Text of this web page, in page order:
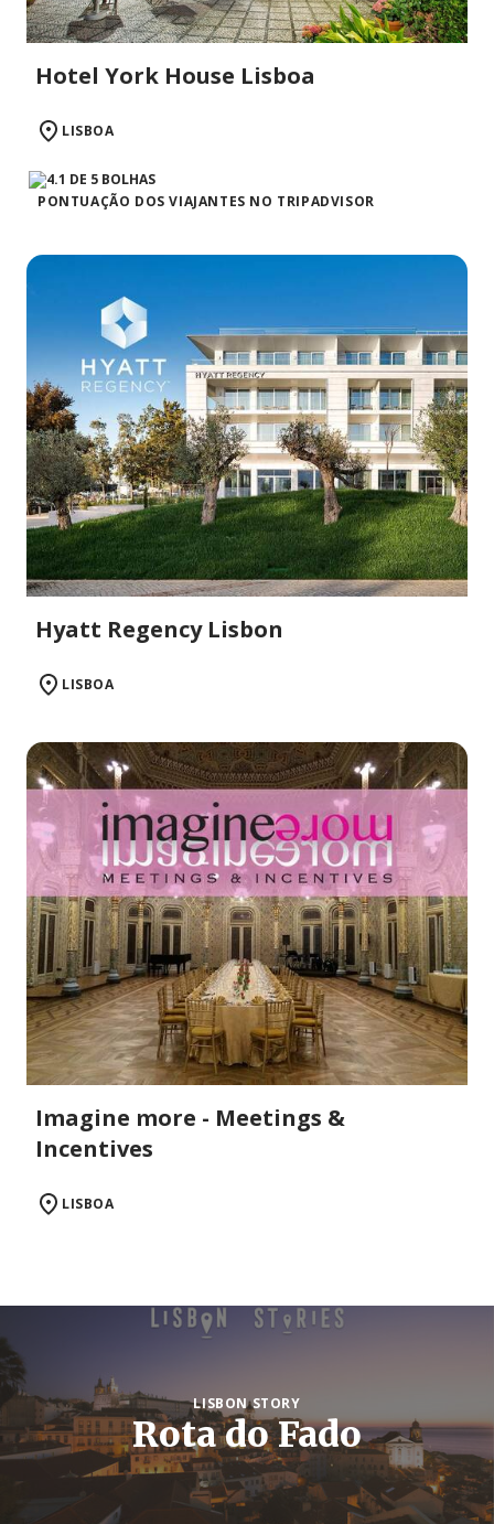
Hotel York House Lisboa
LISBOA
PONTUAÇÃO DOS VIAJANTES NO TRIPADVISOR
Hyatt Regency Lisbon
LISBOA
Imagine more - Meetings &
Incentives
LISBOA
LISBON STORY
Rota do Fado